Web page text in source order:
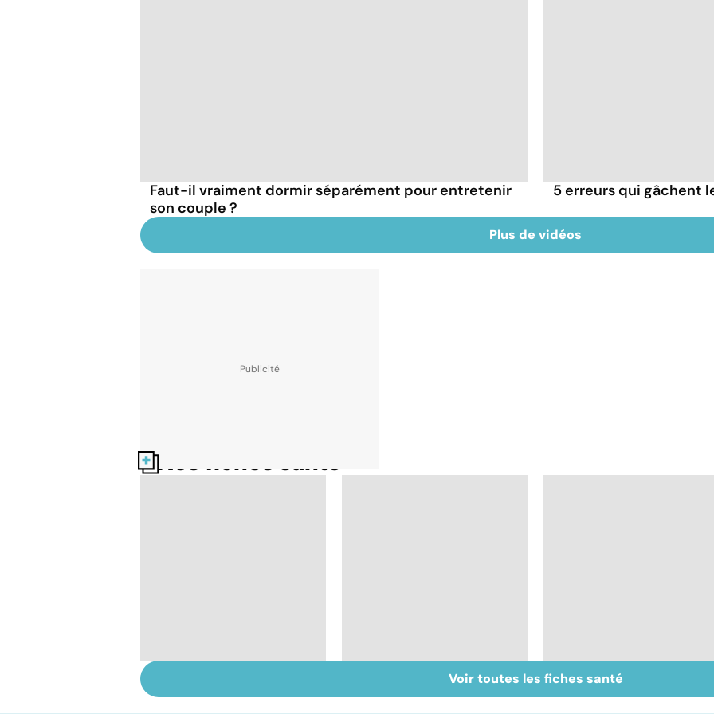
Faut-il vraiment dormir séparément pour entretenir
son couple ?
5 erreurs qui gâchent
Plus de vidéos
Nos fiches santé
et PMA, des liens
Le sperme : son
odeur, sa couleur, sa
L'andropause, la
ménopause des
Voir toutes les fiches santé